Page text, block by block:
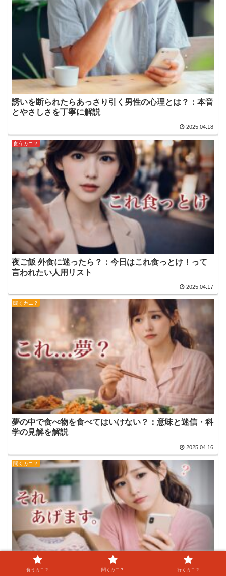
誘いを断られたらあっさり引く男性の心理とは？：本音
とやさしさを丁寧に解説
2025.04.18
食うカニ？
夜ご飯 外食に迷ったら？：今日はこれ食っとけ！って
言われたい人用リスト
2025.04.17
聞くカニ？
夢の中で食べ物を食べてはいけない？：意味と迷信・科
学の見解を解説
2025.04.16
聞くカニ？
食うカニ？ 聞くカニ？ 行くカニ？